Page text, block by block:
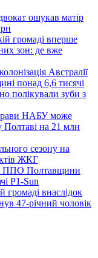
ошукав матір
громаді вперше
зон: де вже
Австралії
понад 6,6 тисячі
полікували зуби з
НАБУ може
Полтаві на 21 млн
сезону на
ЖКГ
ППО Полтавщини
P1-Sun
громаді внаслідок
47-річний чоловік